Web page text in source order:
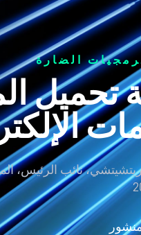
الضارة
نائب الرئيس،